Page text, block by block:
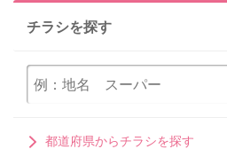
チラシを探す
都道府県からチラシを探す